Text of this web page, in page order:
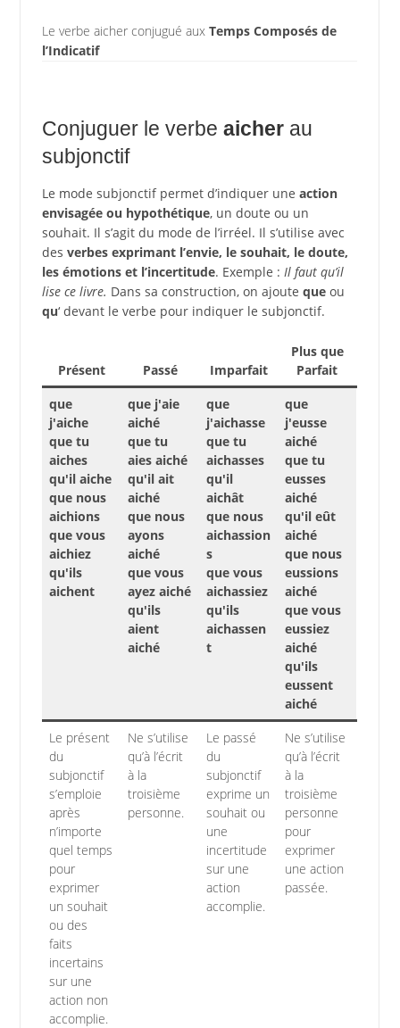
Le verbe aicher conjugué aux Temps Composés de
l’Indicatif
Conjuguer le verbe aicherau
subjonctif
Le mode subjonctif permet d’indiquer une action
envisagée ou hypothétique, un doute ou un
souhait. Il s’agit du mode de l’irréel. Il s’utilise avec
des verbes exprimant l’envie, le souhait, le doute,
les émotions et l’incertitude. Exemple : Il faut qu’il
lise ce livre. Dans sa construction, on ajoute queou
qu‘ devant le verbe pour indiquer le subjonctif.
Présent Passé Imparfait
Plus que
Parfait
que
j'aiche
que tu
aiches
qu'il aiche
que nous
aichions
que vous
aichiez
qu'ils
aichent
que j'aie
aiché
que tu
aies aiché
qu'il ait
aiché
que nous
ayons
aiché
que vous
ayez aiché
qu'ils
aient
aiché
que
j'aichasse
que tu
aichasses
qu'il
aichât
que nous
aichassion
s
que vous
aichassiez
qu'ils
aichassen
t
que
j'eusse
aiché
que tu
eusses
aiché
qu'il eût
aiché
que nous
eussions
aiché
que vous
eussiez
aiché
qu'ils
eussent
aiché
Le présent
du
subjonctif
s’emploie
après
n’importe
quel temps
pour
exprimer
un souhait
ou des
faits
incertains
sur une
action non
accomplie.
Ne s’utilise
qu’à l’écrit
à la
troisième
personne.
Le passé
du
subjonctif
exprime un
souhait ou
une
incertitude
sur une
action
accomplie.
Ne s’utilise
qu’à l’écrit
à la
troisième
personne
pour
exprimer
une action
passée.